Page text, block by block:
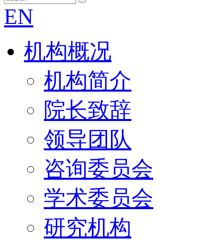
EN
机构概况
机构简介
院长致辞
领导团队
咨询委员会
学术委员会
研究机构